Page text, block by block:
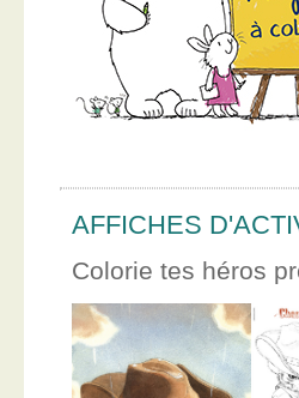
AFFICHES
Colorie tes héros